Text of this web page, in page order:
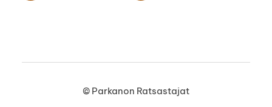
© Parkanon Ratsastajat